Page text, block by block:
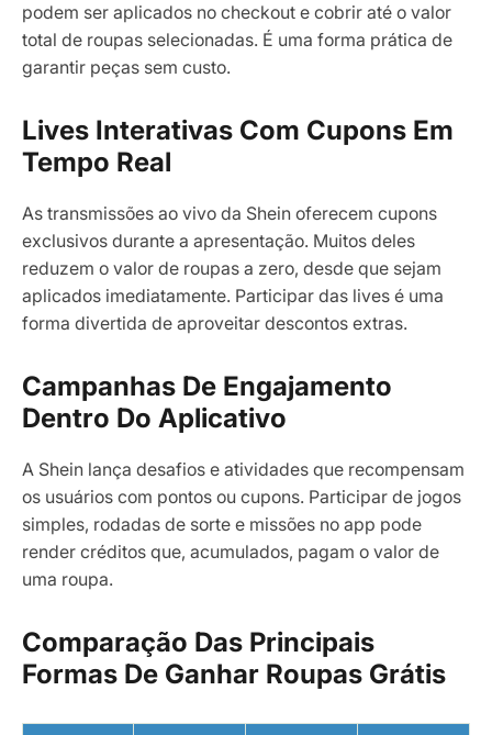
podem ser aplicados no checkout e cobrir até o valor
total de roupas selecionadas. É uma forma prática de
garantir peças sem custo.
Lives Interativas Com Cupons Em
Tempo Real
As transmissões ao vivo da Shein oferecem cupons
exclusivos durante a apresentação. Muitos deles
reduzem o valor de roupas a zero, desde que sejam
aplicados imediatamente. Participar das lives é uma
forma divertida de aproveitar descontos extras.
Campanhas De Engajamento
Dentro Do Aplicativo
A Shein lança desafios e atividades que recompensam
os usuários com pontos ou cupons. Participar de jogos
simples, rodadas de sorte e missões no app pode
render créditos que, acumulados, pagam o valor de
uma roupa.
Comparação Das Principais
Formas De Ganhar Roupas Grátis